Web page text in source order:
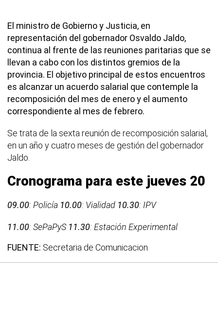
El ministro de Gobierno y Justicia, en
representación del gobernador Osvaldo Jaldo,
continua al frente de las reuniones paritarias que se
llevan a cabo con los distintos gremios de la
provincia. El objetivo principal de estos encuentros
es alcanzar un acuerdo salarial que contemple la
recomposición del mes de enero y el aumento
correspondiente al mes de febrero.
Se trata de la sexta reunión de recomposición salarial,
en un año y cuatro meses de gestión del gobernador
Jaldo.
Cronograma para este jueves 20
09.00: Policía 10.00: Vialidad 10.30: IPV
11.00: SePaPyS 11.30: Estación Experimental
FUENTE: Secretaria de Comunicacion